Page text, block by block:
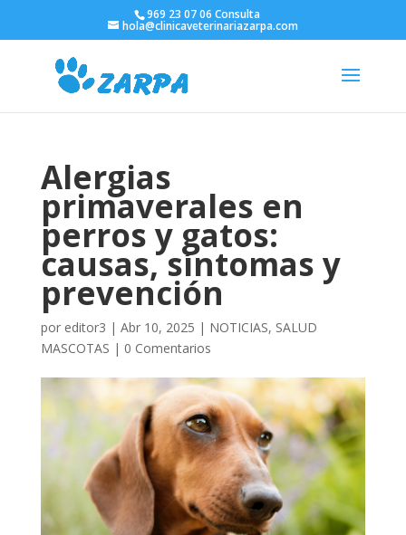
969 23 07 06 Consulta
hola@clinicaveterinariazarpa.com
Alergias
primaverales en
perros y gatos:
causas, síntomas y
prevención
por editor3 | Abr 10, 2025 | NOTICIAS, SALUD
MASCOTAS | 0 Comentarios